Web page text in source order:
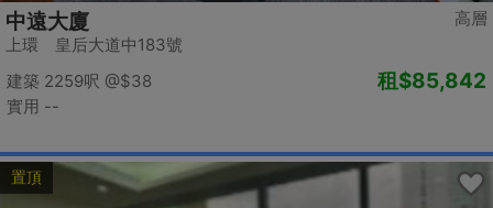
高層
中遠大廈
上環 皇后大道中183號
建築 2259呎 @$38
實用 --
租$85,842
置頂